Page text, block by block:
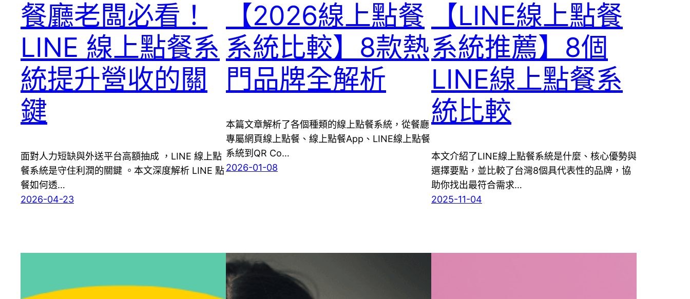
餐廳老闆必看！
LINE 線上點餐系
統提升營收的關
鍵
面對人力短缺與外送平台高額抽成 ，LINE 線上點
餐系統是守住利潤的關鍵 。本文深度解析 LINE 點
餐如何透…
2026-04-23
【2026線上點餐
系統比較】8款熱
門品牌全解析
本篇文章解析了各個種類的線上點餐系統，從餐廳
專屬網頁線上點餐、線上點餐App、LINE線上點餐
系統到QR Co…
2026-01-08
【LINE線上點餐
系統推薦】8個
LINE線上點餐系
統比較
本文介紹了LINE線上點餐系統是什麼、核心優勢與
選擇要點，並比較了台灣8個具代表性的品牌，協
助你找出最符合需求…
2025-11-04